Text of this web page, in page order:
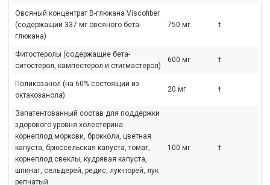
Овсяный концентрат В-глюкана Viscofiber
(содержащий 337 мг овсяного бета-
глюкана)
750 мг †
Фитостеролы (содержащие бета-
ситостерол, кампестерол и стигмастерол)
600 мг †
Поликозанол (на 60% состоящий из
октакозанола)
20 мг †
Запатентованный состав для поддержки
здорового уровня холестерина:
корнеплод моркови, брокколи, цветная
капуста, брюссельская капуста, томат,
корнеплод свеклы, кудрявая капуста,
шпинат, сельдерей, редис, лук-порей, лук
репчатый
100 мг †